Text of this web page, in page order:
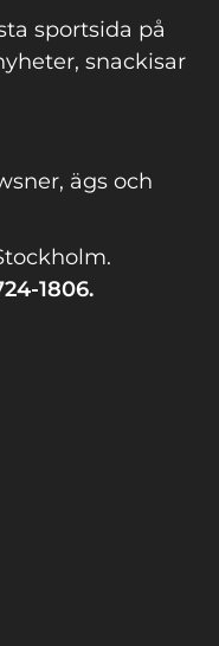
sportsida på
snackisar
ägs och
1806.